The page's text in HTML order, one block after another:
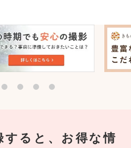
すると、お得な情